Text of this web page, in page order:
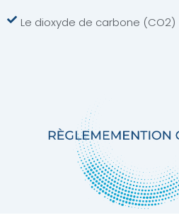
Le dioxyde de carbone (CO2)